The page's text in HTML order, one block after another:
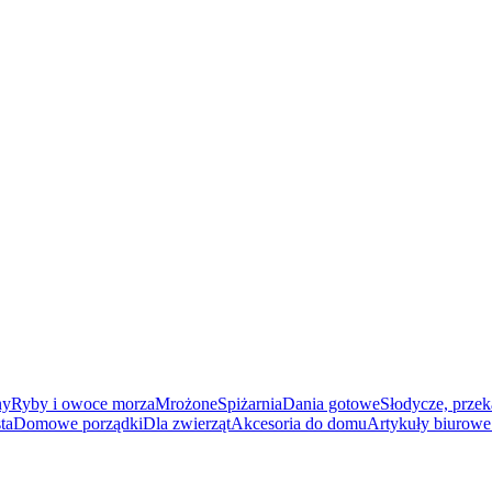
Ryby i owoce morzaMrożoneSpiżarniaDania gotoweSłodycze,
Domowe porządkiDla zwierzątAkcesoria do domuArtykuły